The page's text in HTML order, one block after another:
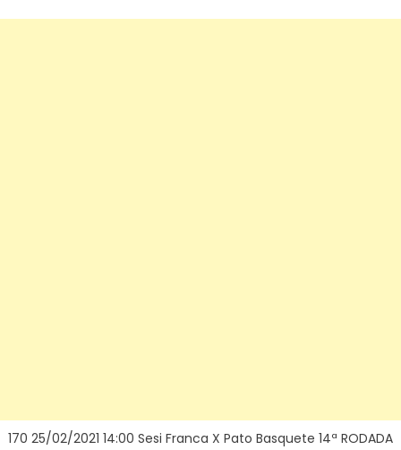
170 25/02/2021 14:00 Sesi Franca X Pato Basquete 14ª RODADA